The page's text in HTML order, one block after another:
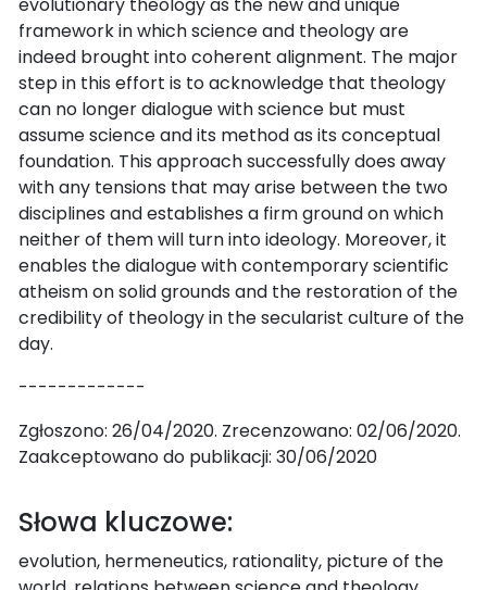
framework in which science and theology are
indeed brought into coherent alignment. The major
step in this effort is to acknowledge that theology
can no longer dialogue with science but must
assume science and its method as its conceptual
foundation. This approach successfully does away
with any tensions that may arise between the two
disciplines and establishes a firm ground on which
neither of them will turn into ideology. Moreover, it
enables the dialogue with contemporary scientific
atheism on solid grounds and the restoration of the
credibility of theology in the secularist culture of the
day.
-------------
Zgłoszono: 26/04/2020. Zrecenzowano: 02/06/2020.
Zaakceptowano do publikacji: 30/06/2020
Słowa kluczowe:
evolution, hermeneutics, rationality, picture of the